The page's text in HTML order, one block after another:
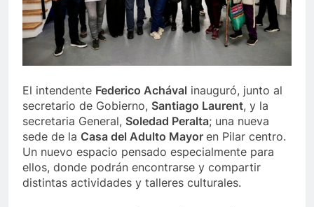
El intendente Federico Achával inauguró, junto al
secretario de Gobierno, Santiago Laurent, y la
secretaria General, Soledad Peralta; una nueva
sede de la Casa del Adulto Mayor en Pilar centro.
Un nuevo espacio pensado especialmente para
ellos, donde podrán encontrarse y compartir
distintas actividades y talleres culturales.